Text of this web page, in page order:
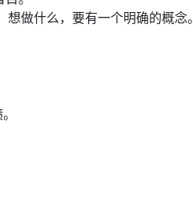
做什么，要有一个明确的概念。